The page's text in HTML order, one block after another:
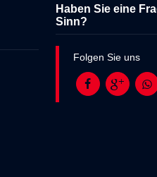
Haben Sie eine
Sinn?
Folgen Sie uns